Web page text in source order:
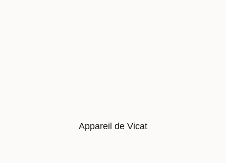
Appareil de Vicat